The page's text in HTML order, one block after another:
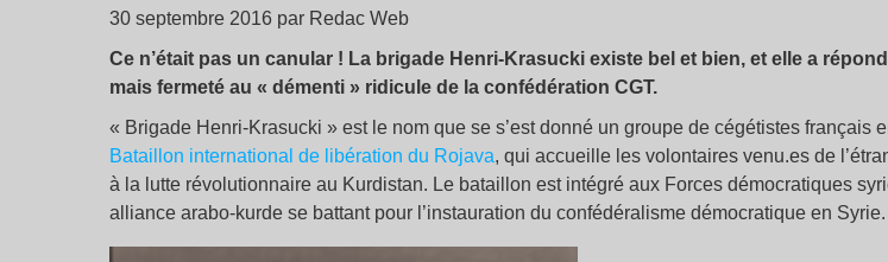
30 septembre 2016 par Redac Web
Ce n’était pas un canular ! La brigade Henri-Krasucki existe bel et bien, et elle a
mais fermeté au « démenti » ridicule de la confédération CGT.
« Brigade Henri-Krasucki » est le nom que se s’est donné un groupe de cégétistes français
Bataillon international de libération du Rojava, qui accueille les volontaires venu.es de
à la lutte révolutionnaire au Kurdistan. Le bataillon est intégré aux Forces démocratiques
alliance arabo-kurde se battant pour l’instauration du confédéralisme démocratique en Syrie.